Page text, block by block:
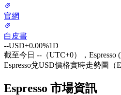
官網
白皮書
--USD+0.00%1D
截至今日 --（UTC+0），Espresso
Espresso兌USD價格實時走勢圖（
Espresso 市場資訊